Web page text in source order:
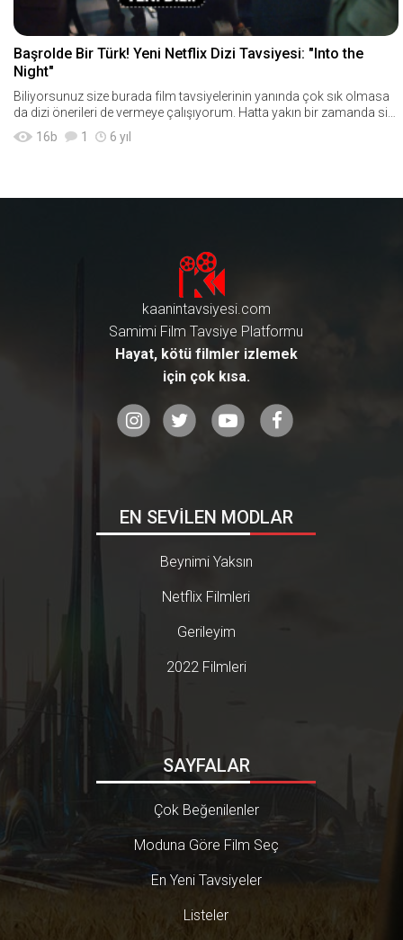
Başrolde Bir Türk! Yeni Netflix Dizi Tavsiyesi: "Into the
Night"
Biliyorsunuz size burada film tavsiyelerinin yanında çok sık olmasa
da dizi önerileri de vermeye çalışıyorum. Hatta yakın bir zamanda sizl
ere tavsiye ettiğim şu
16b 1 6 yıl
kaanintavsiyesi.com
Samimi Film Tavsiye Platformu
Hayat, kötü filmler izlemek
için çok kısa.
EN SEVİLEN MODLAR
Beynimi Yaksın
Netflix Filmleri
Gerileyim
2022 Filmleri
SAYFALAR
Çok Beğenilenler
Moduna Göre Film Seç
En Yeni Tavsiyeler
Listeler